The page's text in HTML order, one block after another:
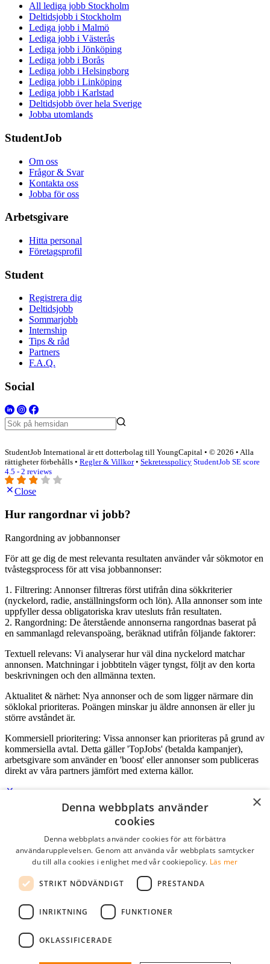
All lediga jobb Stockholm
Deltidsjobb i Stockholm
Lediga jobb i Malmö
Lediga jobb i Västerås
Lediga jobb i Jönköping
Lediga jobb i Borås
Lediga jobb i Helsingborg
Lediga jobb i Linköping
Lediga jobb i Karlstad
Deltidsjobb över hela Sverige
Jobba utomlands
StudentJob
Om oss
Frågor & Svar
Kontakta oss
Jobba för oss
Arbetsgivare
Hitta personal
Företagsprofil
Student
Registrera dig
Deltidsjobb
Sommarjobb
Internship
Tips & råd
Partners
F.A.Q.
Social
StudentJob International är ett dotterbolag till YoungCapital • © 2026 • Alla
rättigheter förbehålls • Regler & Villkor• Sekretesspolicy StudentJob SE score
4.5 - 2 reviews
Close
Hur rangordnar vi jobb?
Rangordning av jobbannonser
För att ge dig de mest relevanta resultaten använder vår sökmotor en
tvåstegsprocess för att visa jobbannonser:
1. Filtrering: Annonser filtreras först utifrån dina sökkriterier
(nyckelord, radie, anställningsform och lön). Alla annonser som inte
uppfyller dessa obligatoriska krav utesluts från resultaten.
2. Rangordning: De återstående annonserna rangordnas baserat på
en sammanlagd relevanspoäng, beräknad utifrån följande faktorer:
Textuell relevans: Vi analyserar hur väl dina nyckelord matchar
annonsen. Matchningar i jobbtiteln väger tyngst, följt av den korta
beskrivningen och den allmänna texten.
Aktualitet & närhet: Nya annonser och de som ligger närmare din
söklokal prioriteras. Poängen minskar ju äldre annonsen är eller ju
större avståndet är.
Kommersiell prioritering: Vissa annonser kan prioriteras på grund av
kommersiella avtal. Detta gäller 'TopJobs' (betalda kampanjer),
arbetsgivare som använder en 'boost' eller annonser som publiceras
direkt av våra partners jämfört med externa källor.
Logga in som företag
Lösenord
kom ihåg mig
logga in
Kostnadsfri företagsprofil
×
Denna webbplats använder
cookies
Denna webbplats använder cookies för att förbättra
användarupplevelsen. Genom att använda vår webbplats samtycker
du till alla cookies i enlighet med vår cookiepolicy. Läs mer
STRIKT NÖDVÄNDIGT PRESTANDA
INRIKTNING FUNKTIONER
OKLASSIFICERADE